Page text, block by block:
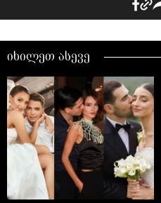
იხილეთ ასევე